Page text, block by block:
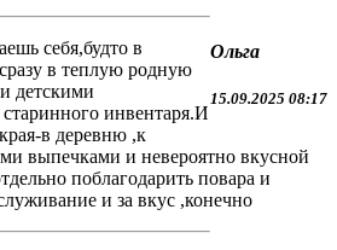
Ольга
15.09.2025 08:17
себя,будто в
в теплую родную
детскими
инвентаря.И
в деревню ,к
выпечками и невероятно вкусной
поблагодарить повара и
и за вкус ,конечно